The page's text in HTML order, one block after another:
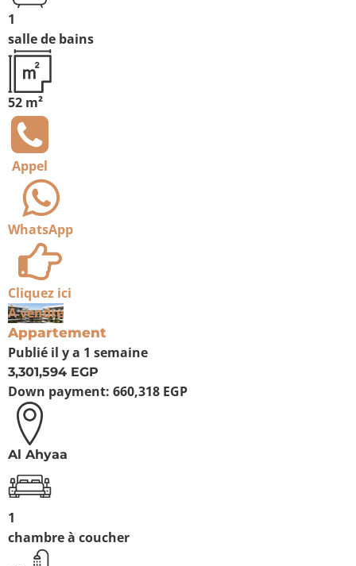
1
salle de bains
52 m²
Appel
WhatsApp
Cliquez ici
À vendre
Appartement
Publié il y a 1 semaine
3,301,594 EGP
Down payment: 660,318 EGP
Al Ahyaa
1
chambre à coucher